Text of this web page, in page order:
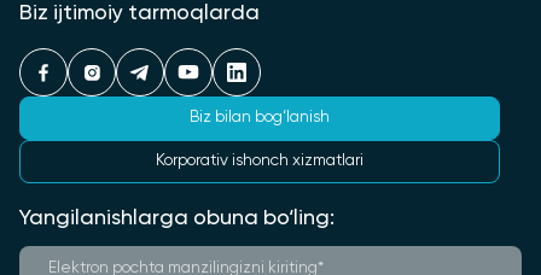
Biz ijtimoiy tarmoqlarda
Biz bilan bog‘lanish
Korporativ ishonch xizmatlari
Yangilanishlarga obuna bo‘ling: